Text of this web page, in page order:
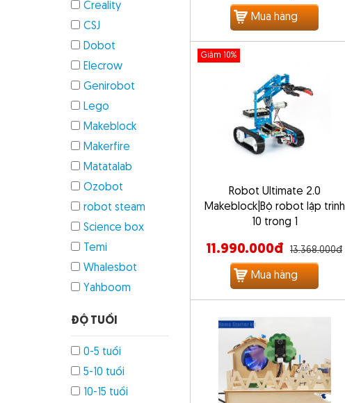
Creality
CSJ
Dobot
Elecrow
Genirobot
Lego
Makeblock
Makerfire
Matatalab
Ozobot
robot steam
Science box
Temi
Whalesbot
Yahboom
ĐỘ TUỔI
0-5 tuổi
5-10 tuổi
10-15 tuổi
Mua hàng
Robot Ultimate 2.0
Makeblock|Bộ robot lập trình
10 trong 1
11.990.000đ 13.368.000đ
Giảm 10%
Mua hàng